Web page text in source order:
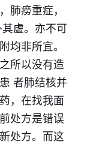
肺痨重症，
虚。亦不可
均非所宜。
所以没有造
者肺结核并
，在找我面
处方是错误
处方。而这